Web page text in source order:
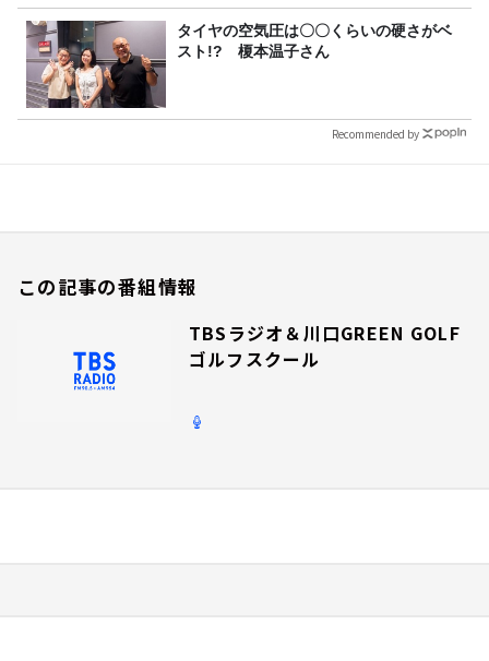
タイヤの空気圧は〇〇くらいの硬さがベ
スト!? 榎本温子さん
Recommended by
この記事の番組情報
TBSラジオ＆川口GREEN GOLF
ゴルフスクール